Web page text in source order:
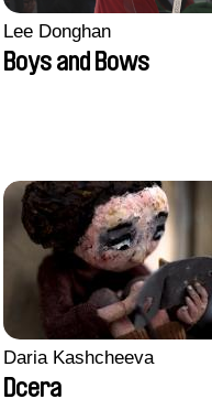
Lee Donghan
Boys and Bows
Daria Kashcheeva
Dcera